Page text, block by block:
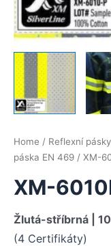
Home / Reflexní
páska EN 469 / XM-
XM-
Žlutá-stříbrná |
(4 Certifikáty)